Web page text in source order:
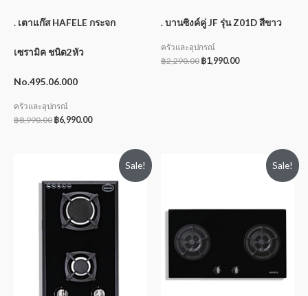
. เตาแก๊ส HAFELE กระจก
เซรามิค ชนิด2หัว
No.495.06.000
ครัวและอุปกรณ์
฿8,990.00 ฿6,990.00
. บานซิงค์คู่ JF รุ่น Z01D สีขาว
ครัวและอุปกรณ์
฿2,290.00 ฿1,990.00
Sale! Sale!